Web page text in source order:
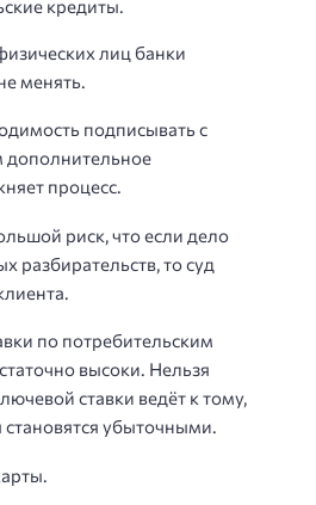
кредиты.
лиц банки
менять.
подписывать с
процесс.
риск, что если дело
разбирательств, то суд
по потребительским
высоки. Нельзя
ставки ведёт к тому,
становятся убыточными.